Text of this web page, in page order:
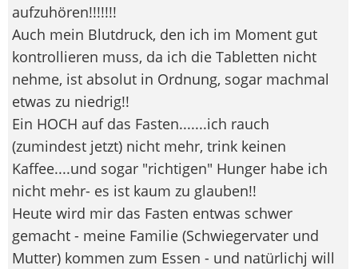
aufzuhören!!!!!!!
Auch mein Blutdruck, den ich im Moment gut
kontrollieren muss, da ich die Tabletten nicht
nehme, ist absolut in Ordnung, sogar machmal
etwas zu niedrig!!
Ein HOCH auf das Fasten.......ich rauch
(zumindest jetzt) nicht mehr, trink keinen
Kaffee....und sogar "richtigen" Hunger habe ich
nicht mehr- es ist kaum zu glauben!!
Heute wird mir das Fasten entwas schwer
gemacht - meine Familie (Schwiegervater und
Mutter) kommen zum Essen - und natürlichj will